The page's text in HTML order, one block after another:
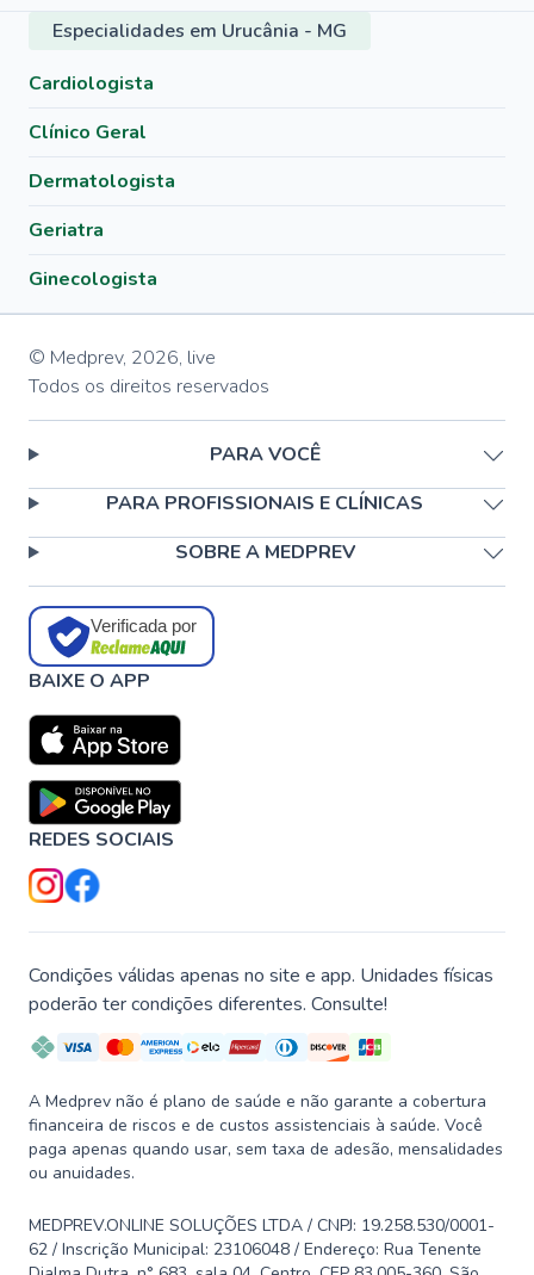
Especialidades em Urucânia - MG
Cardiologista
Clínico Geral
Dermatologista
Geriatra
Ginecologista
© Medprev, 2026, live
Todos os direitos reservados
PARA VOCÊ
PARA PROFISSIONAIS E CLÍNICAS
SOBRE A MEDPREV
Verificada por
BAIXE O APP
REDES SOCIAIS
Condições válidas apenas no site e app. Unidades físicas
poderão ter condições diferentes. Consulte!
A Medprev não é plano de saúde e não garante a cobertura
financeira de riscos e de custos assistenciais à saúde. Você
paga apenas quando usar, sem taxa de adesão, mensalidades
ou anuidades.
MEDPREV.ONLINE SOLUÇÕES LTDA / CNPJ: 19.258.530/0001-
62 / Inscrição Municipal: 23106048 / Endereço: Rua Tenente